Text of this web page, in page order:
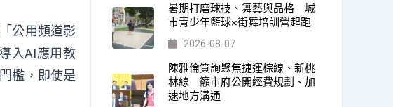
公用頻道影
入AI應用教
檻，即使是
暑期打磨球技、舞藝與品格 城
市青少年籃球×街舞培訓營起跑
2026-08-07
陳雅倫質詢聚焦捷運棕線、新桃
林線 籲市府公開經費規劃、加
速地方溝通